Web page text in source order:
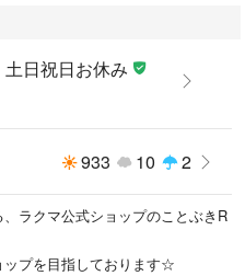
日祝日お休み
933 10 2
ラクマ公式ショップのことぶきR
ップを目指しております☆